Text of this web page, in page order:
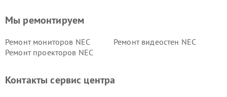
Мы ремонтируем
Ремонт мониторов NEC
Ремонт видеостен NEC
Ремонт проекторов NEC
Контакты сервис центра